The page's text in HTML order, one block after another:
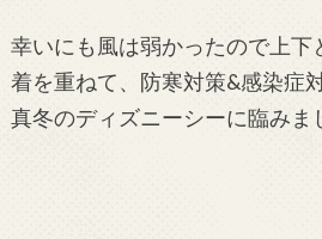
幸いにも風は弱かったので上下
着を重ねて、防寒対策&感染症
真冬のディズニーシーに臨みま